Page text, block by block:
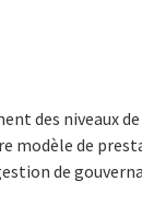
des niveaux
modèle de
de